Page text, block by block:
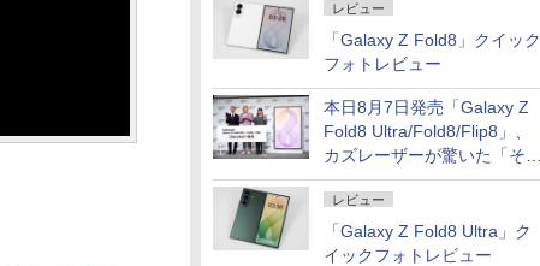
レビュー
「Galaxy Z Fold8」クイック
フォトレビュー
本日8月7日発売「Galaxy Z
Fold8 Ultra/Fold8/Flip8」、
カズレーザーが驚いた「そば
屋のメニュー並みの薄さ」
レビュー
「Galaxy Z Fold8 Ultra」ク
イックフォトレビュー